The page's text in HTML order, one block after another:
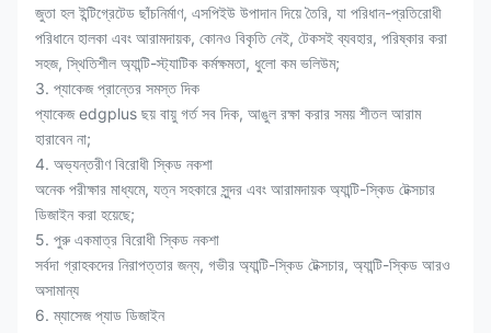
জুতা হল ইন্টিগ্রেটেড ছাঁচনির্মাণ, এসপিইউ উপাদান দিয়ে তৈরি, যা পরিধান-প্রতিরোধী
পরিধানে হালকা এবং আরামদায়ক, কোনও বিকৃতি নেই, টেকসই ব্যবহার, পরিষ্কার করা
সহজ, স্থিতিশীল অ্যান্টি-স্ট্যাটিক কর্মক্ষমতা, ধুলো কম ভলিউম;
3. প্যাকেজ প্রান্তের সমস্ত দিক
প্যাকেজ edgplus ছয় বায়ু গর্ত সব দিক, আঙুল রক্ষা করার সময় শীতল আরাম
হারাবেন না;
4. অভ্যন্তরীণ বিরোধী স্কিড নকশা
অনেক পরীক্ষার মাধ্যমে, যত্ন সহকারে সুন্দর এবং আরামদায়ক অ্যান্টি-স্কিড টেক্সচার
ডিজাইন করা হয়েছে;
5. পুরু একমাত্র বিরোধী স্কিড নকশা
সর্বদা গ্রাহকদের নিরাপত্তার জন্য, গভীর অ্যান্টি-স্কিড টেক্সচার, অ্যান্টি-স্কিড আরও
অসামান্য
6. ম্যাসেজ প্যাড ডিজাইন